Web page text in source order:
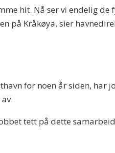
hit. Nå ser vi endelig
Kråkøya, sier
for noen år siden,
tett på dette